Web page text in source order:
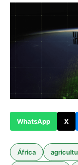
WhatsApp X
África